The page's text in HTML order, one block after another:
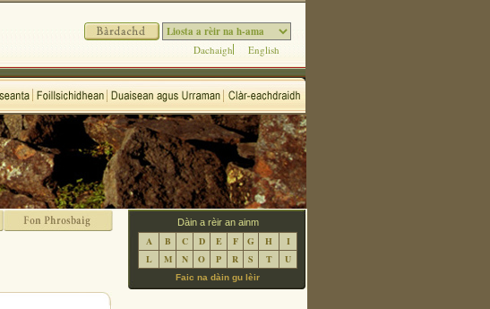
Dachaigh English
Dàin a rèir an ainm
A B C D E F G H
I
L
M N O P R S T U
Faic na dàin gu lèir